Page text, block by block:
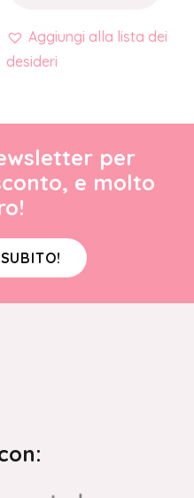
Aggiungi alla lista dei
desideri
per
e molto